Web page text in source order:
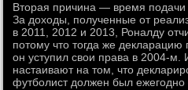
Вторая причина — время подачи
За доходы, полученные от
в 2011, 2012 и 2013, Роналду
потому что тогда же
он уступил свои права в 2004-м.
настаивают на том, что
футболист должен был